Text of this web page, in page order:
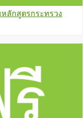
ลักสูตรกระทรวง